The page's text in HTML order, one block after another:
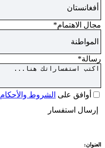
مجال الاهتمام*
رسالة*
الموافقةأوافق على الشروط والأحكام
إرسال استفسار
العنوان: